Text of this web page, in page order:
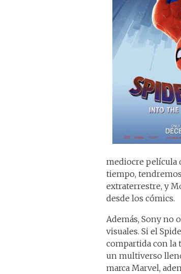
mediocre película
tiempo,
extraterrestre, y
desde los cómics.
Además, Sony no
visuales. Si el
compartida con la
un multiverso
marca Marvel,